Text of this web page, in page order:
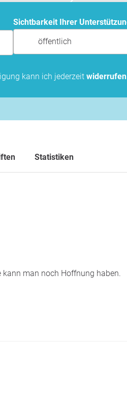
Sichtbarkeit Ihrer
öffentlich
kann ich jederzeit widerrufen
Statistiken
man noch Hoffnung haben.